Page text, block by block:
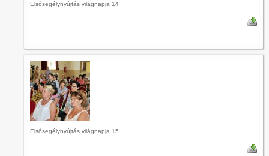
Elsősegélynyújtás világnapja 14
Elsősegélynyújtás világnapja 15